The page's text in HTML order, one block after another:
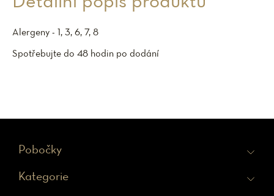
Alergeny - 1, 3, 6, 7, 8
Spotřebujte do 48 hodin po dodání
Pobočky
Kategorie